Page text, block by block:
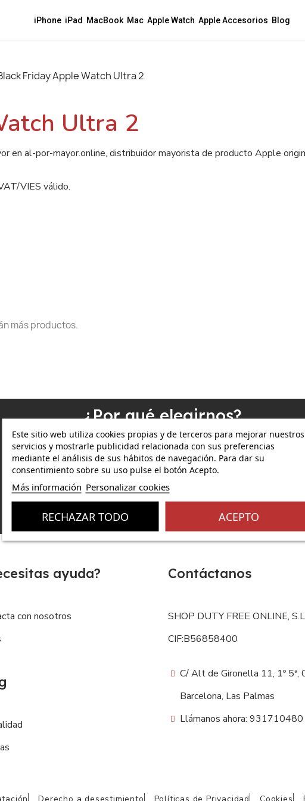
iPhone iPad MacBook Mac Apple Watch Apple Accesorios Blog
Friday Apple Watch Ultra 2
Ultra 2
en al-por-mayor.online, distribuidor mayorista de producto Apple
VIES válido.
más productos.
¿Por qué elegirnos?
La satisfacción del cliente es nuestra prioridad
Productos
Este sitio web utiliza cookies propias y de terceros para mejorar nuestros
servicios y mostrarle publicidad relacionada con sus preferencias
mediante el análisis de sus hábitos de navegación. Para dar su
consentimiento sobre su uso pulse el botón Acepto.
Más información Personalizar cookies
RECHAZAR TODO ACEPTO
ayuda?
con nosotros
Contáctanos
SHOP DUTY FREE ONLINE,
CIF:B56858400
C/ Alt de Gironella 11, 1º 5ª,
Barcelona, Las Palmas
Llámanos ahora: 931710480